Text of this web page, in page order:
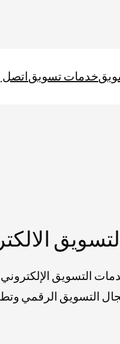
خدمات تسويقاتصل
التسويق
التسويق الرقمي